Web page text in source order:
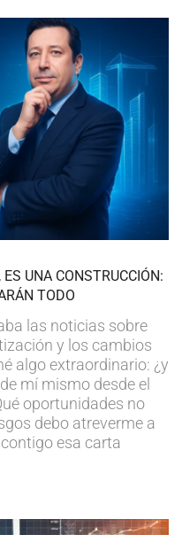
UNA CONSTRUCCIÓN:
TODO
las noticias sobre
y los cambios
algo extraordinario: ¿y
mí mismo desde el
oportunidades no
debo atreverme a
esa carta